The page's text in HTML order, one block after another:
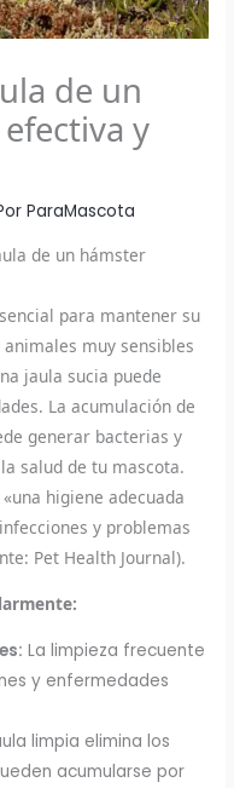
de un
y
ParaMascota
de un hámster
para mantener su
muy sensibles
jaula sucia puede
La acumulación de
generar bacterias y
salud de tu mascota.
higiene adecuada
y problemas
Pet Health Journal).
La limpieza frecuente
y enfermedades
limpia elimina los
acumularse por